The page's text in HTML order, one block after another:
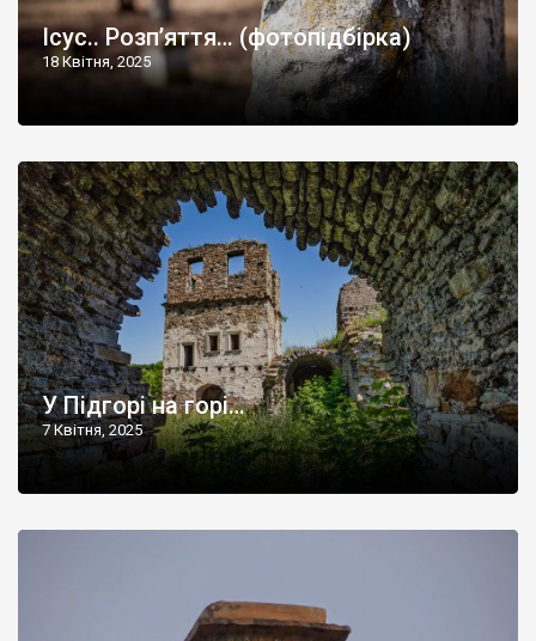
Ісус.. Розп’яття… (фотопідбірка)
18 Квітня, 2025
У Підгорі на горі…
7 Квітня, 2025